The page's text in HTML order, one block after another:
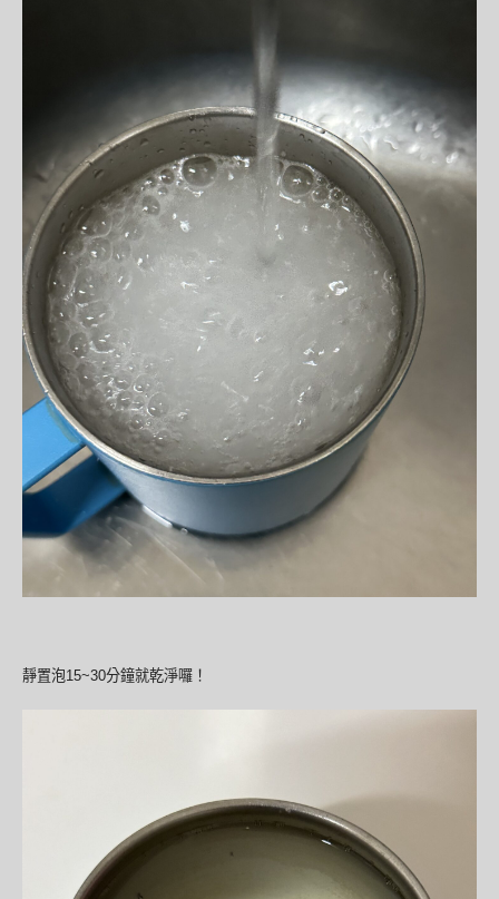
靜置泡15~30分鐘就乾淨囉！